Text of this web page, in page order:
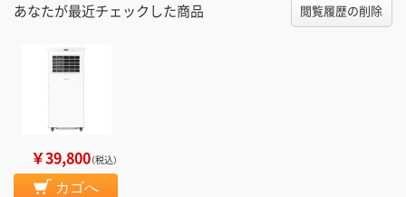
あなたが最近チェックした商品 閲覧履歴の削除
￥39,800（税込）
カゴへ